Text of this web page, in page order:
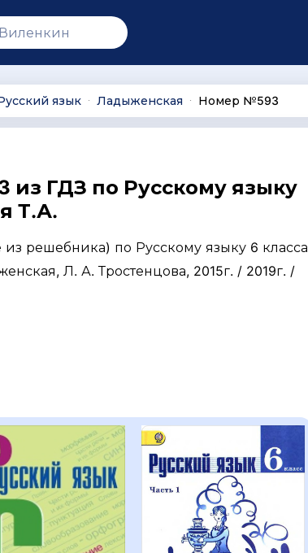
язык ∙ Ладыженская ∙ Номер №593
ГДЗ по Русскому языку
Т.А.
решебника) по Русскому языку 6 класса
Л. А. Тростенцова, 2015г. / 2019г. /